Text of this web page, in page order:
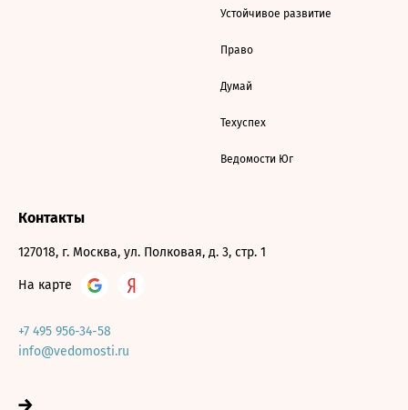
Устойчивое развитие
Право
Думай
Техуспех
Ведомости Юг
Контакты
127018, г. Москва, ул. Полковая, д. 3, стр. 1
На карте
+7 495 956-34-58
info@vedomosti.ru